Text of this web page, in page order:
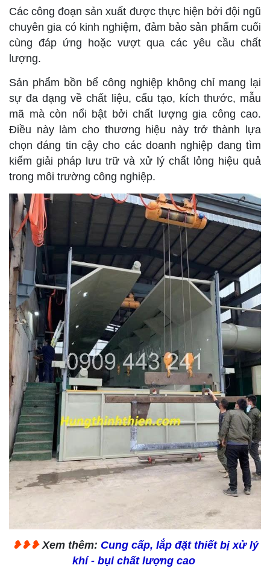
Các công đoạn sản xuất được thực hiện bởi đội ngũ
chuyên gia có kinh nghiệm, đảm bảo sản phẩm cuối
cùng đáp ứng hoặc vượt qua các yêu cầu chất
lượng.
Sản phẩm bồn bể công nghiệp không chỉ mang lại
sự đa dạng về chất liệu, cấu tạo, kích thước, mẫu
mã mà còn nổi bật bởi chất lượng gia công cao.
Điều này làm cho thương hiệu này trở thành lựa
chọn đáng tin cậy cho các doanh nghiệp đang tìm
kiếm giải pháp lưu trữ và xử lý chất lỏng hiệu quả
trong môi trường công nghiệp.
❥❥❥Xem thêm: Cung cấp, lắp đặt thiết bị xử lý
khí - bụi chất lượng cao